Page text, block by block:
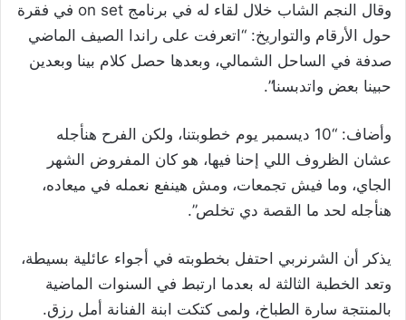
وقال النجم الشاب خلال لقاء له في برنامج on set في فقرة
حول الأرقام والتواريخ: “اتعرفت على راندا الصيف الماضي
صدفة في الساحل الشمالي، وبعدها حصل كلام بينا وبعدين
حبينا بعض واتدبسنا”.
وأضاف: “10 ديسمبر يوم خطوبتنا، ولكن الفرح هنأجله
عشان الظروف اللي إحنا فيها، هو كان المفروض الشهر
الجاي، وما فيش تجمعات، ومش هينفع نعمله في ميعاده،
هنأجله لحد ما القصة دي تخلص”.
يذكر أن الشرنربي احتفل بخطوبته في أجواء عائلية بسيطة،
وتعد الخطبة الثالثة له بعدما ارتبط في السنوات الماضية
بالمنتجة سارة الطباخ، ولمى كتكت ابنة الفنانة أمل رزق.